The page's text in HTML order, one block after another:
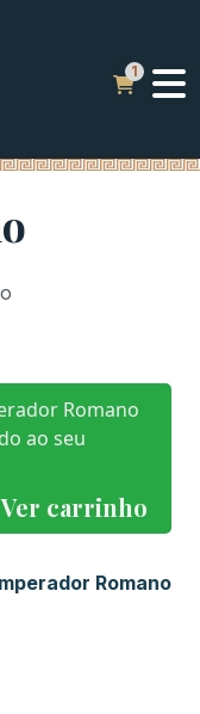
Ver carrinho
Romano
ao seu
Romano